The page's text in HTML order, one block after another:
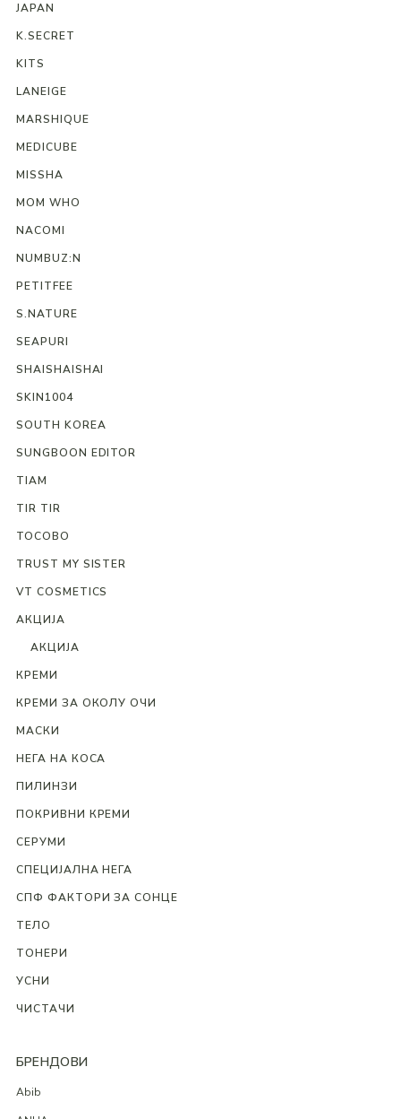
JAPAN
K.SECRET
KITS
LANEIGE
MARSHIQUE
MEDICUBE
MISSHA
MOM WHO
NACOMI
NUMBUZ:N
PETITFEE
S.NATURE
SEAPURI
SHAISHAISHAI
SKIN1004
SOUTH KOREA
SUNGBOON EDITOR
TIAM
TIR TIR
TOCOBO
TRUST MY SISTER
VT COSMETICS
АКЦИЈА
АКЦИЈА
КРЕМИ
КРЕМИ ЗА ОКОЛУ ОЧИ
МАСКИ
НЕГА НА КОСА
ПИЛИНЗИ
ПОКРИВНИ КРЕМИ
СЕРУМИ
СПЕЦИЈАЛНА НЕГА
СПФ ФАКТОРИ ЗА СОНЦЕ
ТЕЛО
ТОНЕРИ
УСНИ
ЧИСТАЧИ
БРЕНДОВИ
Abib